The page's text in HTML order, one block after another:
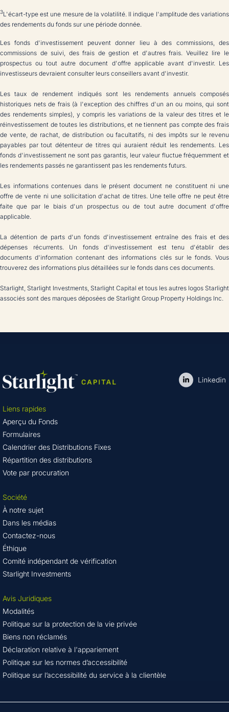
3L'écart-type est une mesure de la volatilité. Il indique l'amplitude des variations
des rendements du fonds sur une période donnée.
Les fonds d'investissement peuvent donner lieu à des commissions, des
commissions de suivi, des frais de gestion et d'autres frais. Veuillez lire le
prospectus ou tout autre document d'offre applicable avant d'investir. Les
investisseurs devraient consulter leurs conseillers avant d'investir.
Les taux de rendement indiqués sont les rendements annuels composés
historiques nets de frais (à l'exception des chiffres d'un an ou moins, qui sont
des rendements simples), y compris les variations de la valeur des titres et le
réinvestissement de toutes les distributions, et ne tiennent pas compte des frais
de vente, de rachat, de distribution ou facultatifs, ni des impôts sur le revenu
payables par tout détenteur de titres qui auraient réduit les rendements. Les
fonds d'investissement ne sont pas garantis, leur valeur fluctue fréquemment et
les rendements passés ne garantissent pas les rendements futurs.
Les informations contenues dans le présent document ne constituent ni une
offre de vente ni une sollicitation d'achat de titres. Une telle offre ne peut être
faite que par le biais d'un prospectus ou de tout autre document d'offre
applicable.
La détention de parts d'un fonds d'investissement entraîne des frais et des
dépenses récurrents. Un fonds d'investissement est tenu d'établir des
documents d'information contenant des informations clés sur le fonds. Vous
trouverez des informations plus détaillées sur le fonds dans ces documents.
Starlight, Starlight Investments, Starlight Capital et tous les autres logos Starlight
associés sont des marques déposées de Starlight Group Property Holdings Inc.
Liens rapides
Aperçu du Fonds
Formulaires
Calendrier des Distributions Fixes
Répartition des distributions
Vote par procuration
Société
À notre sujet
Dans les médias
Contactez-nous
Éthique
Comité indépendant de vérification
Starlight Investments
Avis Juridiques
Modalités
Politique sur la protection de la vie privée
Biens non réclamés
Déclaration relative à l'appariement
Politique sur les normes d’accessibilité
Politique sur l’accessibilité du service à la clientèle